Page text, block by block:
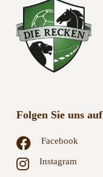
Folgen Sie uns auf
Facebook
Instagram